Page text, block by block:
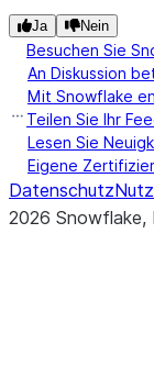
Ja Nein
Besuchen Sie
An Diskussion
Mit Snowflake
Teilen Sie Ihr
Lesen Sie
Eigene
Datenschutz
2026 Snowflake,